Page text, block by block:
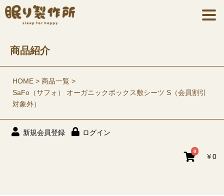
商品紹介
HOME
商品一覧
SaFo（サフォ） オーガニックボックス敷シーツ S（会員割引
対象外）
新規会員登録 ログイン
0
￥0